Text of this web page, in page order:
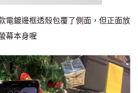
電鍍邊框透殼包覆了側面，但正面放
幕本身喔